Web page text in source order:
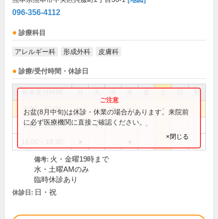
096-356-4112
診療科目
アレルギー科 形成外科 皮膚科
診療/受付時間・休診日
祝
9:00～12:30 ● ● ●
9:00～19:00 ●
お盆(8月中旬)は休診・休業の場合があります。来院前
に必ず医療機関に直接ご確認ください。
×閉じる
備考: 火・金曜19時まで
水・土曜AMのみ
臨時休診あり
休診日: 日・祝